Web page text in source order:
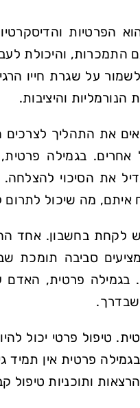
הפרטיות
התמכרות, והיכולת
על שגרת חייו
והיציבות.
את התהליך לצרכים
בגמילה
את הסיכוי
איתם, מה שיכול
לקחת בחשבון. אחד
סביבה תומכת
פרטית, האדם
טיפול פרטי יכול
פרטית אין תמיד
ותוכניות טיפול